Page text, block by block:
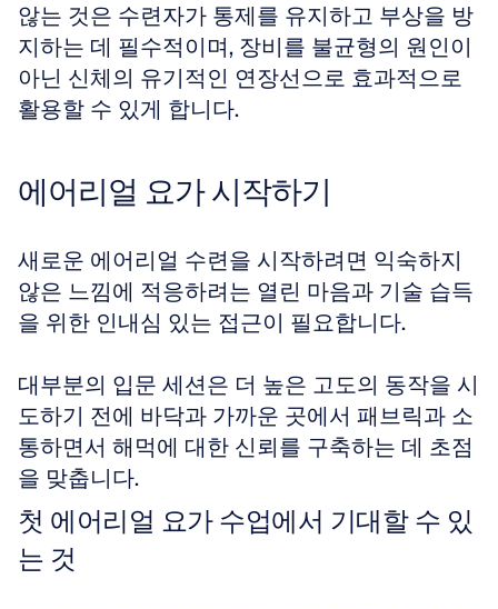
않는 것은 수련자가 통제를 유지하고 부상을 방
지하는 데 필수적이며, 장비를 불균형의 원인이
아닌 신체의 유기적인 연장선으로 효과적으로
활용할 수 있게 합니다.
에어리얼 요가 시작하기
새로운 에어리얼 수련을 시작하려면 익숙하지
않은 느낌에 적응하려는 열린 마음과 기술 습득
을 위한 인내심 있는 접근이 필요합니다.
대부분의 입문 세션은 더 높은 고도의 동작을 시
도하기 전에 바닥과 가까운 곳에서 패브릭과 소
통하면서 해먹에 대한 신뢰를 구축하는 데 초점
을 맞춥니다.
첫 에어리얼 요가 수업에서 기대할 수 있
는 것